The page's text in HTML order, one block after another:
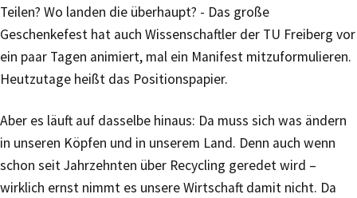
Teilen? Wo landen die überhaupt? - Das große
Geschenkefest hat auch Wissenschaftler der TU Freiberg vor
ein paar Tagen animiert, mal ein Manifest mitzuformulieren.
Heutzutage heißt das Positionspapier.
Aber es läuft auf dasselbe hinaus: Da muss sich was ändern
in unseren Köpfen und in unserem Land. Denn auch wenn
schon seit Jahrzehnten über Recycling geredet wird –
wirklich ernst nimmt es unsere Wirtschaft damit nicht. Da